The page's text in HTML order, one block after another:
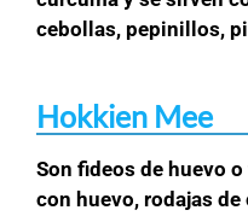
cebollas, pepinillos,
Hokkien Mee
Son fideos de huevo
con huevo, rodajas